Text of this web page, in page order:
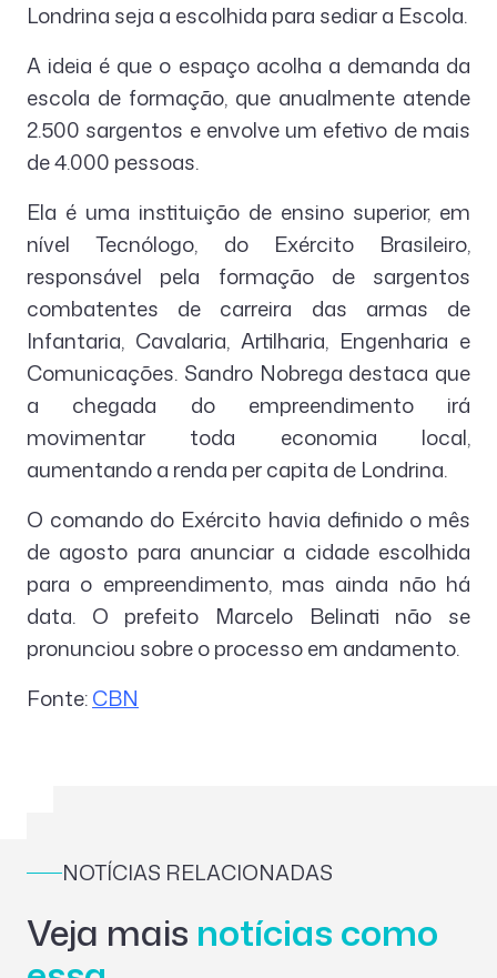
Londrina seja a escolhida para sediar a Escola.
A ideia é que o espaço acolha a demanda da
escola de formação, que anualmente atende
2.500 sargentos e envolve um efetivo de mais
de 4.000 pessoas.
Ela é uma instituição de ensino superior, em
nível Tecnólogo, do Exército Brasileiro,
responsável pela formação de sargentos
combatentes de carreira das armas de
Infantaria, Cavalaria, Artilharia, Engenharia e
Comunicações. Sandro Nobrega destaca que
a chegada do empreendimento irá
movimentar toda economia local,
aumentando a renda per capita de Londrina.
O comando do Exército havia definido o mês
de agosto para anunciar a cidade escolhida
para o empreendimento, mas ainda não há
data. O prefeito Marcelo Belinati não se
pronunciou sobre o processo em andamento.
Fonte:CBN
NOTÍCIAS RELACIONADAS
Veja mais notícias como